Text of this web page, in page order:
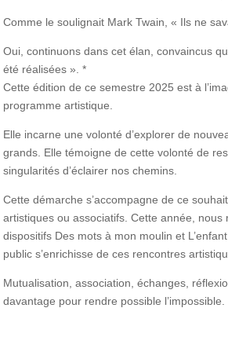
Comme le soulignait Mark Twain, « Ils ne
Oui, continuons dans cet élan, convaincus
été réalisées ». *
Cette édition de ce semestre 2025 est à
programme artistique.
Elle incarne une volonté d’explorer de
grands. Elle témoigne de cette volonté de
singularités d’éclairer nos chemins.
Cette démarche s’accompagne de ce
artistiques ou associatifs. Cette année,
dispositifs Des mots à mon moulin et
public s’enrichisse de ces rencontres
Mutualisation, association, échanges,
davantage pour rendre possible l’impossible.